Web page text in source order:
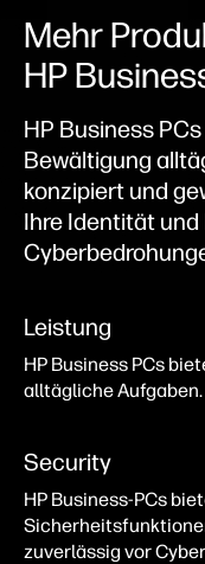
Mehr
HP
HP Business
Bewältigung
konzipiert und
Ihre Identität und
Leistung
HP Business PCs
alltägliche Aufgaben.
Security
HP Business‑PCs
zuverlässig vor